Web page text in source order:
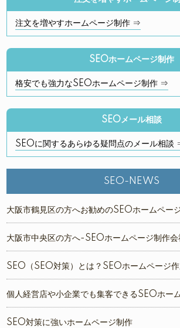
注文を増やすホームページ制作 ⇒
SEOホームページ制作
格安でも強力なSEOホームページ制作 ⇒
SEOメール相談
SEOに関するあらゆる疑問点のメール相談
SEO-NEWS
大阪市鶴見区の方へお勧めのSEOホームペー
大阪市中央区の方へ-SEOホームページ制作会
SEO（SEO対策）とは？SEOホームページ
個人経営店や小企業でも集客できるSEOホー
SEO対策に強いホームページ制作